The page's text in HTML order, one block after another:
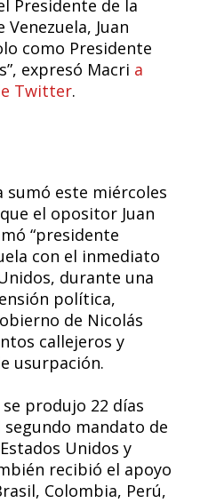
Presidente de la
Juan
como Presidente
expresó Macri a
Twitter.
sumó este miércoles
el opositor Juan
“presidente
con el inmediato
durante una
política,
de Nicolás
callejeros y
usurpación.
produjo 22 días
mandato de
Unidos y
recibió el apoyo
Colombia, Perú,